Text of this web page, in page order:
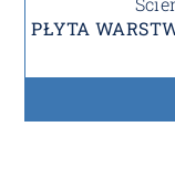
PŁYTA